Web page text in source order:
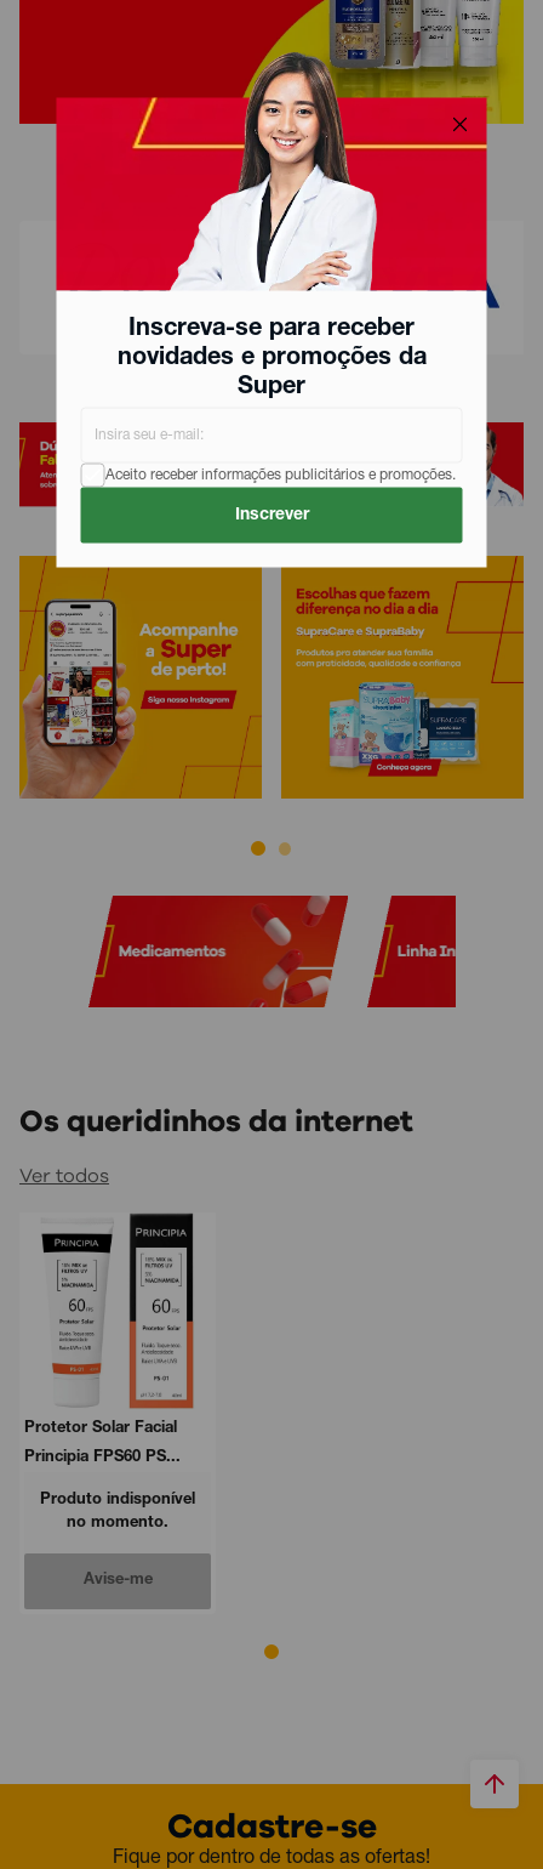
Inscreva-se para receber
novidades e promoções da
Super
Aceito receber informações publicitários e promoções.
Inscrever
Os queridinhos da internet
Ver todos
Protetor Solar Facial
Principia FPS60 PS...
Produto indisponível
no momento.
Avise-me
Cadastre-se
Fique por dentro de todas as ofertas!